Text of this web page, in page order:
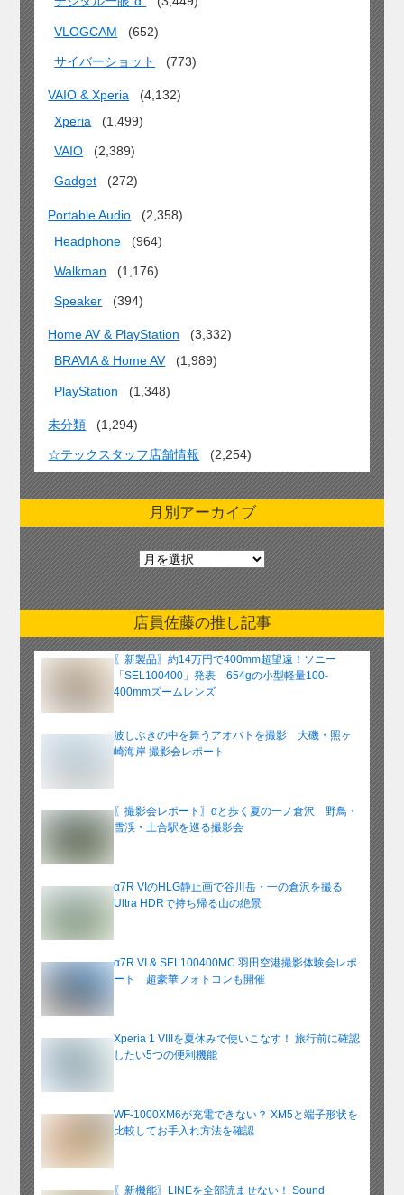
VLOGCAM (652)
サイバーショット (773)
VAIO & Xperia
(4,132)
Xperia
(1,499)
VAIO (2,389)
Gadget (272)
Portable Audio
(2,358)
Headphone
(964)
Walkman (1,176)
Speaker (394)
Home AV & PlayStation
(3,332)
BRAVIA & Home AV
(1,989)
PlayStation (1,348)
未分類 (1,294)
☆テックスタッフ店舗情報 (2,254)
月別アーカイブ
月
別
ア
ー
カ
イ
ブ
店員佐藤の推し記事
〖新製品〗約14万円で400mm超望遠！ソニー
「SEL100400」発表 654gの小型軽量100-
400mmズームレンズ
波しぶきの中を舞うアオバトを撮影 大磯・照ヶ
崎海岸 撮影会レポート
〖撮影会レポート〗αと歩く夏の一ノ倉沢 野鳥・
雪渓・土合駅を巡る撮影会
α7R VIのHLG静止画で谷川岳・一の倉沢を撮る
Ultra HDRで持ち帰る山の絶景
α7R VI & SEL100400MC 羽田空港撮影体験会レポ
ート 超豪華フォトコンも開催
Xperia 1 VIIIを夏休みで使いこなす！ 旅行前に確認
したい5つの便利機能
WF-1000XM6が充電できない？ XM5と端子形状を
比較してお手入れ方法を確認
〖新機能〗LINEを全部読ませない！ Sound